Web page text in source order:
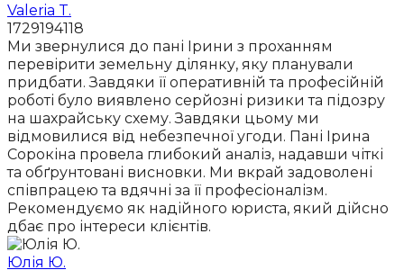
Valeria T.
1729194118
Ми звернулися до пані Ірини з проханням
перевірити земельну ділянку, яку планували
придбати. Завдяки її оперативній та професійній
роботі було виявлено серйозні ризики та підозру
на шахрайську схему. Завдяки цьому ми
відмовилися від небезпечної угоди. Пані Ірина
Сорокіна провела глибокий аналіз, надавши чіткі
та обґрунтовані висновки. Ми вкрай задоволені
співпрацею та вдячні за її професіоналізм.
Рекомендуємо як надійного юриста, який дійсно
дбає про інтереси клієнтів.
Юлія Ю.